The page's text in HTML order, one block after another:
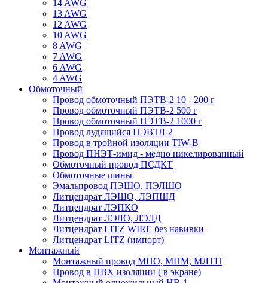
14 AWG
13 AWG
12 AWG
10 AWG
8 AWG
7 AWG
6 AWG
4 AWG
Обмоточный
Провод обмоточный ПЭТВ-2 10 - 200 г
Провод обмоточный ПЭТВ-2 500 г
Провод обмоточный ПЭТВ-2 1000 г
Провод лудящийся ПЭВТЛ-2
Провод в тройной изоляции TIW-B
Провод ПНЭТ-имид - медно никелированный
Обмоточный провод ПСДКТ
Обмоточные шины
Эмальпровод ПЭШО, ПЭЛШО
Литцендрат ЛЭШО, ЛЭПШД
Литцендрат ЛЭПКО
Литцендрат ЛЭЛО, ЛЭЛД
Литцендрат LITZ WIRE без навивки
Литцендрат LITZ (импорт)
Монтажный
Монтажный провод МПО, МПМ, МЛТП
Провод в ПВХ изоляции ( в экране)